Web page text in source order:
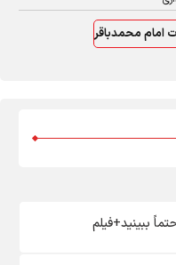
محمدباقر
ببینید+فیلم